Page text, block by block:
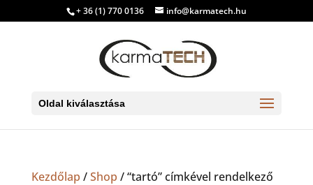
+ 36 (1) 770 0136 info@karmatech.hu
Oldal kiválasztása
Kezdőlap /Shop / “tartó” címkével rendelkező